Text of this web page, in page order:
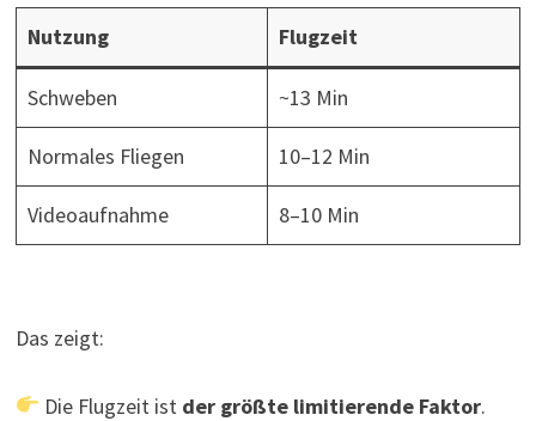
Nutzung Flugzeit
Schweben ~13 Min
Normales Fliegen 10–12 Min
Videoaufnahme 8–10 Min
Das zeigt:
Die Flugzeit ist der größte limitierende Faktor.